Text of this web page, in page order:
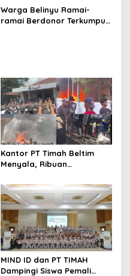
HUT ke-50 PT TIMAH di
Bangka Tengah
Warga Belinyu Ramai-
ramai Berdonor Terkumpul
Kantor PT Timah Beltim
Menyala, Ribuan
Pemerintah Jangan Tutup
Mata
MIND ID dan PT TIMAH
Dampingi Siswa Pemali